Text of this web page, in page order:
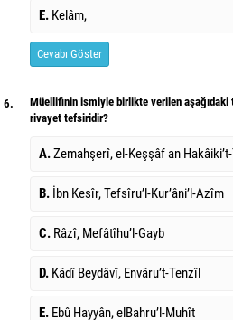
E. Kelâm,
Cevabı Göster
6.
Müellifinin ismiyle birlikte verilen
rivayet tefsiridir?
A.Zemahşerî, el-Keşşâf an
B. İbn Kesîr, Tefsîru’l-Kur’âni’l-Azîm
C. Râzî, Mefâtîhu’l-Gayb
D. Kâdî Beydâvî, Envâru’t-Tenzîl
E. Ebû Hayyân, elBahru’l-Muhît